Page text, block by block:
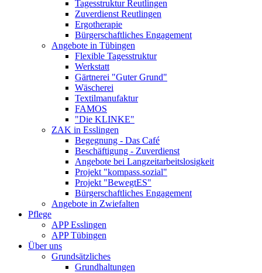
Tagesstruktur Reutlingen
Zuverdienst Reutlingen
Ergotherapie
Bürgerschaftliches Engagement
Angebote in Tübingen
Flexible Tagesstruktur
Werkstatt
Gärtnerei "Guter Grund"
Wäscherei
Textilmanufaktur
FAMOS
"Die KLINKE"
ZAK in Esslingen
Begegnung - Das Café
Beschäftigung - Zuverdienst
Angebote bei Langzeitarbeitslosigkeit
Projekt "kompass.sozial"
Projekt "BewegtES"
Bürgerschaftliches Engagement
Angebote in Zwiefalten
Pflege
APP Esslingen
APP Tübingen
Über uns
Grundsätzliches
Grundhaltungen